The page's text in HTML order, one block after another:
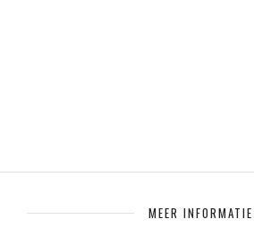
MEER INFORMATIE